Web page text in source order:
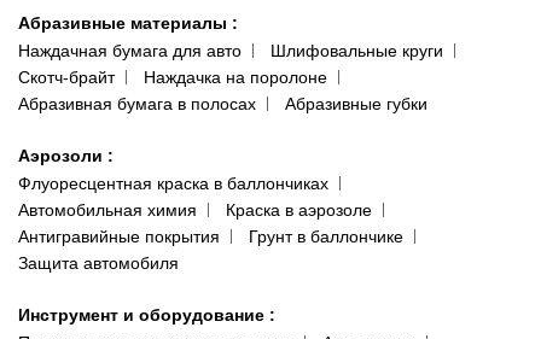
Абразивные материалы :
Наждачная бумага для авто
Шлифовальные круги
Скотч-брайт
Наждачка на поролоне
Абразивная бумага в полосах
Абразивные губки
Аэрозоли :
Флуоресцентная краска в баллончиках
Автомобильная химия
Краска в аэрозоле
Антигравийные покрытия
Грунт в баллончике
Защита автомобиля
Инструмент и оборудование :